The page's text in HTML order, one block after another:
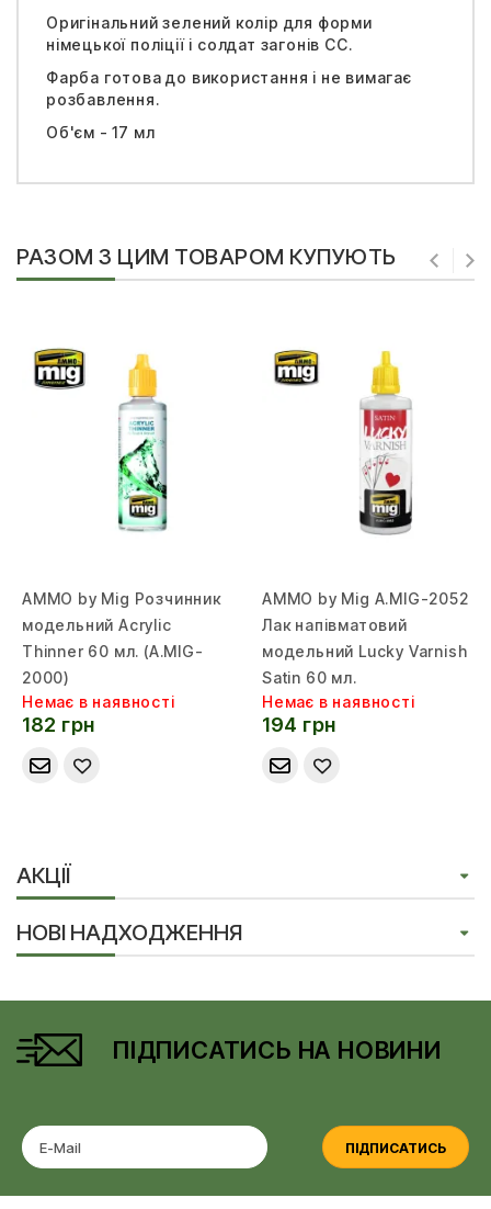
Оригінальний зелений колір для форми
німецької поліції і солдат загонів СС.
Фарба готова до використання і не вимагає
розбавлення.
Об'єм - 17 мл
РАЗОМ З ЦИМ ТОВАРОМ КУПУЮТЬ
AMMO by Mig Розчинник
модельний Acrylic
Thinner 60 мл. (A.MIG-
2000)
Немає в наявності
182 грн
AMMO by Mig A.MIG-2052
Лак напівматовий
модельний Lucky Varnish
Satin 60 мл.
Немає в наявності
194 грн
АКЦІЇ
НОВІ НАДХОДЖЕННЯ
ПІДПИСАТИСЬ НА НОВИНИ
ПІДПИСАТИСЬ